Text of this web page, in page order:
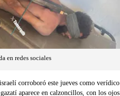
en redes sociales
corroboró este jueves como verídico
aparece en calzoncillos, con los ojos